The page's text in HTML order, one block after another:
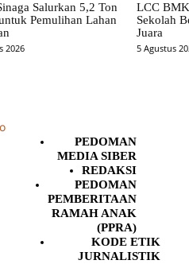
Salurkan 5,2 Ton
Pemulihan Lahan
2026
LCC
Sekolah
Juara
5 Agustus
PEDOMAN
MEDIA SIBER
REDAKSI
PEDOMAN
PEMBERITAAN
RAMAH ANAK
(PPRA)
KODE ETIK
JURNALISTIK